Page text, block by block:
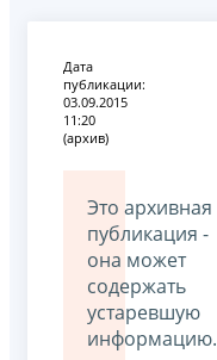
Дата
публикации:
03.09.2015
11:20
(архив)
Это архивная
публикация -
она может
содержать
устаревшую
информацию.